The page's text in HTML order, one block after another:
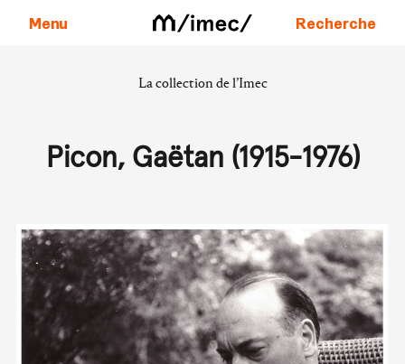
Menu Recherche
La collection de l’Imec
Picon, Gaëtan (1915-1976)